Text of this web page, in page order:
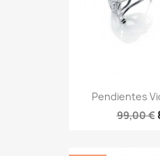
Pendientes
99,00 €